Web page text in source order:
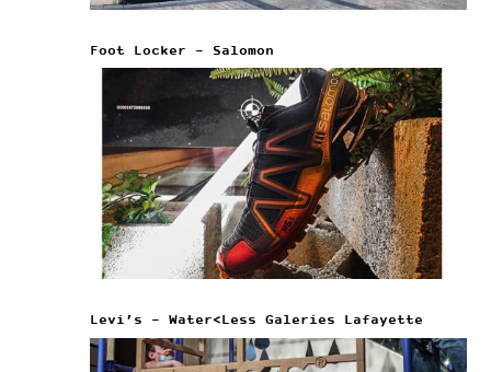
Foot Locker – Salomon
Levi’s – Water<Less Galeries Lafayette